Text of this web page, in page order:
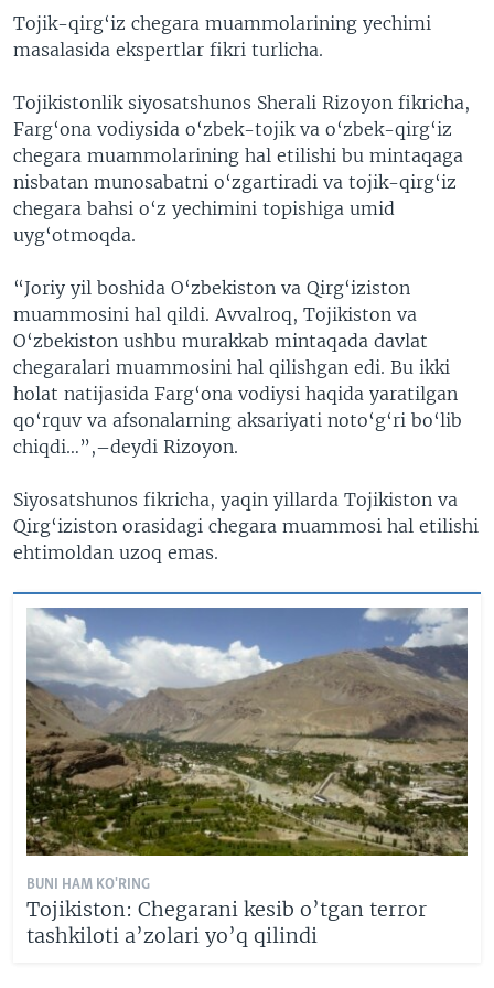
Tojik-qirg‘iz chegara muammolarining yechimi
masalasida ekspertlar fikri turlicha.
Tojikistonlik siyosatshunos Sherali Rizoyon fikricha,
Farg‘ona vodiysida o‘zbek-tojik va o‘zbek-qirg‘iz
chegara muammolarining hal etilishi bu mintaqaga
nisbatan munosabatni o‘zgartiradi va tojik-qirg‘iz
chegara bahsi o‘z yechimini topishiga umid
uyg‘otmoqda.
“Joriy yil boshida O‘zbekiston va Qirg‘iziston
muammosini hal qildi. Avvalroq, Tojikiston va
O‘zbekiston ushbu murakkab mintaqada davlat
chegaralari muammosini hal qilishgan edi. Bu ikki
holat natijasida Farg‘ona vodiysi haqida yaratilgan
qo‘rquv va afsonalarning aksariyati noto‘g‘ri bo‘lib
chiqdi…”,–deydi Rizoyon.
Siyosatshunos fikricha, yaqin yillarda Tojikiston va
Qirg‘iziston orasidagi chegara muammosi hal etilishi
ehtimoldan uzoq emas.
BUNI HAM KO'RING
Tojikiston: Chegarani kesib o’tgan terror
tashkiloti a’zolari yo’q qilindi